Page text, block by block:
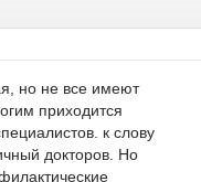
но не все имеют
приходится
к слову
докторов. Но